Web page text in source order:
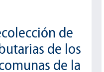
de
de los
de la